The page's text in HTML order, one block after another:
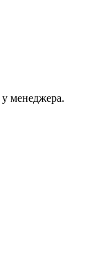
у менеджера.